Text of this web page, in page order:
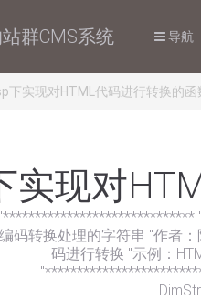
群CMS系统 导航
下实现对HTML代码进行转换的函
实现对
''
码转换处理的字符串 ''作者
码进行转换 ''示例：